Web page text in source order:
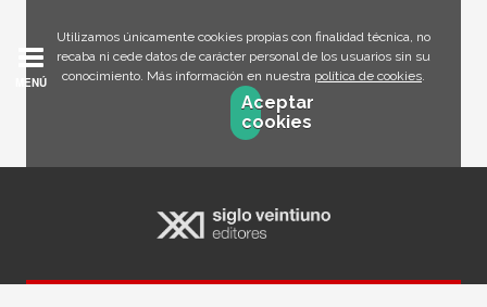
Utilizamos únicamente cookies propias con finalidad técnica, no
recaba ni cede datos de carácter personal de los usuarios sin su
conocimiento. Más información en nuestra política de cookies.
Aceptar
cookies
MENÚ